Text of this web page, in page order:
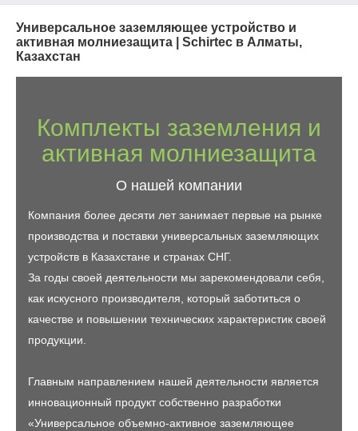
Универсальное заземляющее устройство и
активная молниезащита | Schirtec в Алматы,
Казахстан
Комплекты заземления и
активная молниезащита
О нашей компании
Компания более десяти лет занимает первые на рынке
производства и поставки универсальных заземляющих
устройств в Казахстане и странах СНГ.
За годы своей деятельности мы зарекомендовали себя,
как искусного производителя, который заботиться о
качестве и повышении технических характеристик своей
продукции.
Главным направлением нашей деятельности является
инновационный продукт собственно разработки
«Универсальное объемно-активное заземляющее